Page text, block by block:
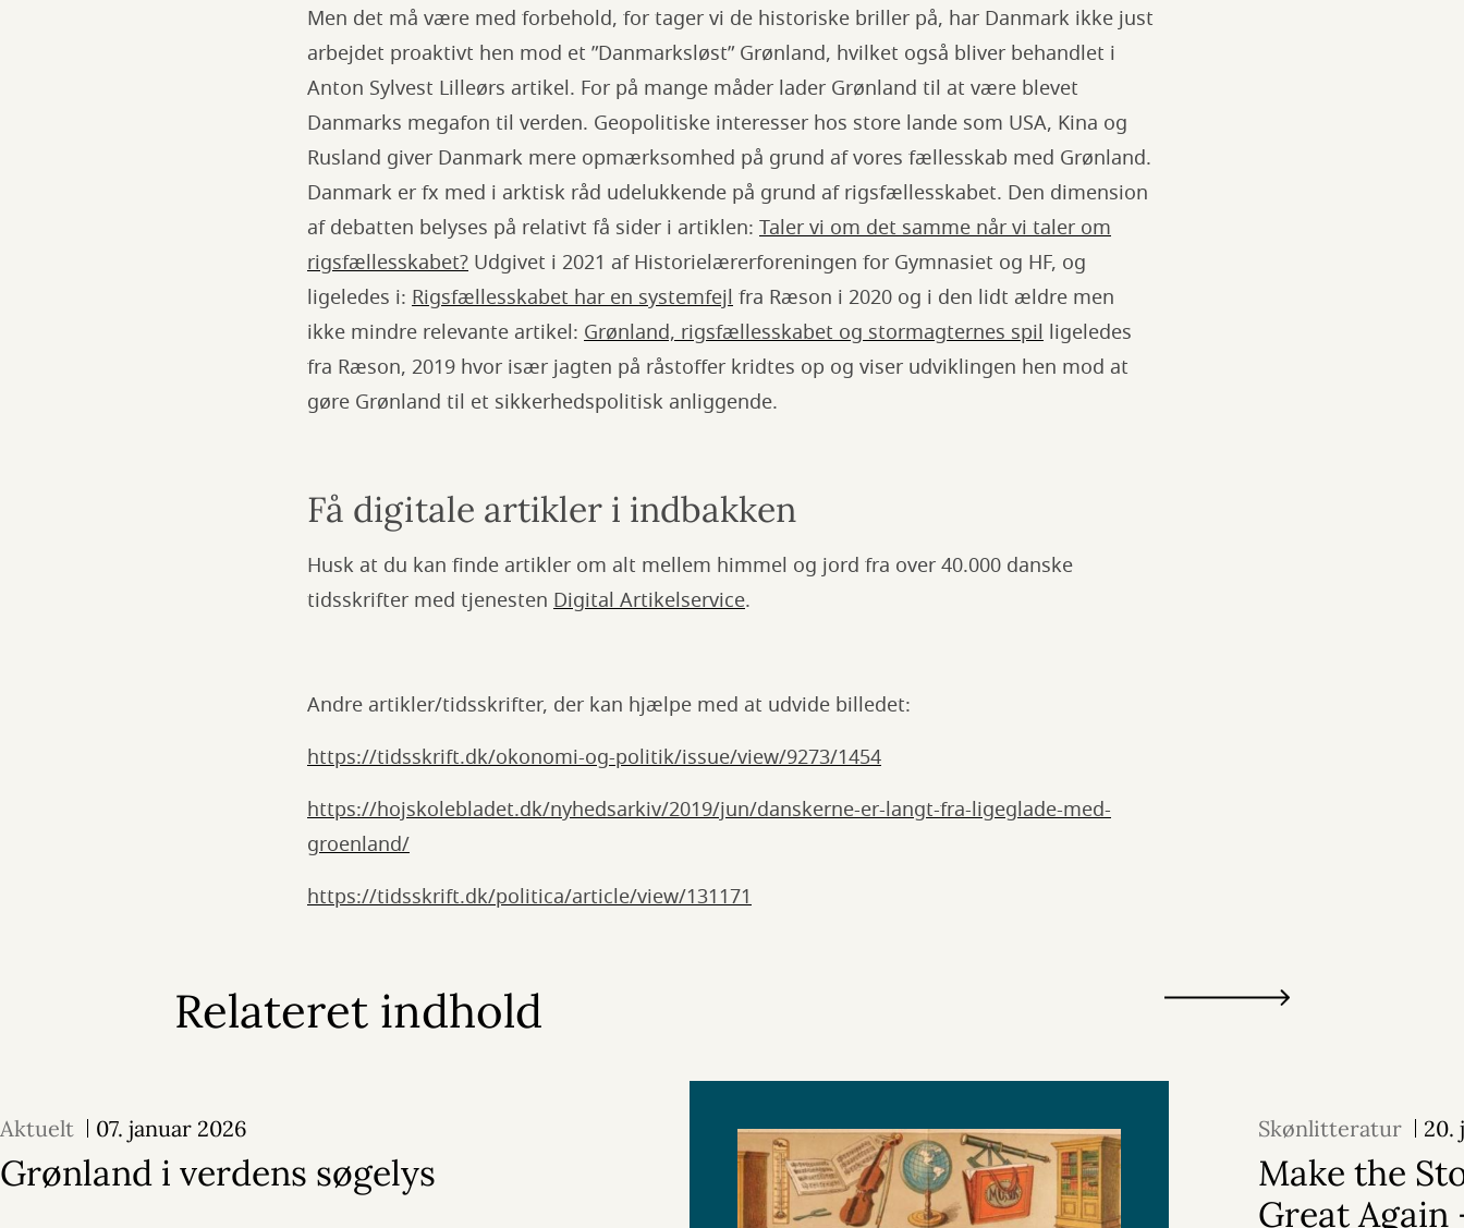
Men det må være med forbehold, for tager vi de historiske briller på, har Danmark ikke just
arbejdet proaktivt hen mod et ”Danmarksløst” Grønland, hvilket også bliver behandlet i
Anton Sylvest Lilleørs artikel. For på mange måder lader Grønland til at være blevet
Danmarks megafon til verden. Geopolitiske interesser hos store lande som USA, Kina og
Rusland giver Danmark mere opmærksomhed på grund af vores fællesskab med Grønland.
Danmark er fx med i arktisk råd udelukkende på grund af rigsfællesskabet. Den dimension
af debatten belyses på relativt få sider i artiklen: Taler vi om det samme når vi taler om
rigsfællesskabet? Udgivet i 2021 af Historielærerforeningen for Gymnasiet og HF, og
ligeledes i: Rigsfællesskabet har en systemfejl fra Ræson i 2020 og i den lidt ældre men
ikke mindre relevante artikel: Grønland, rigsfællesskabet og stormagternes spil ligeledes
fra Ræson, 2019 hvor især jagten på råstoffer kridtes op og viser udviklingen hen mod at
gøre Grønland til et sikkerhedspolitisk anliggende.
Få digitale artikler i indbakken
Husk at du kan finde artikler om alt mellem himmel og jord fra over 40.000 danske
tidsskrifter med tjenesten Digital Artikelservice.
Andre artikler/tidsskrifter, der kan hjælpe med at udvide billedet:
https://tidsskrift.dk/okonomi-og-politik/issue/view/9273/1454
https://hojskolebladet.dk/nyhedsarkiv/2019/jun/danskerne-er-langt-fra-ligeglade-med-
groenland/
https://tidsskrift.dk/politica/article/view/131171
Relateret indhold
Aktuelt 07. januar 2026
Grønland i verdens søgelys
Skønlitteratur 20.
Make the
Great Again